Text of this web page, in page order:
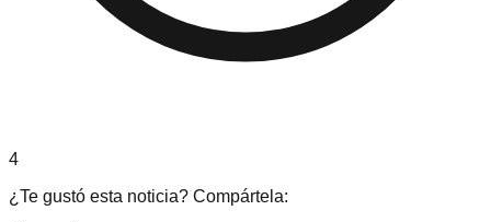
4
¿Te gustó esta noticia? Compártela: